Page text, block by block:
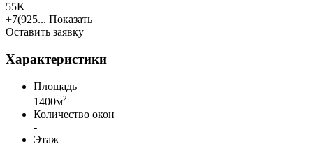
55K
+7(925... Показать
Оставить заявку
Характеристики
Площадь
1400м2
Количество окон
-
Этаж